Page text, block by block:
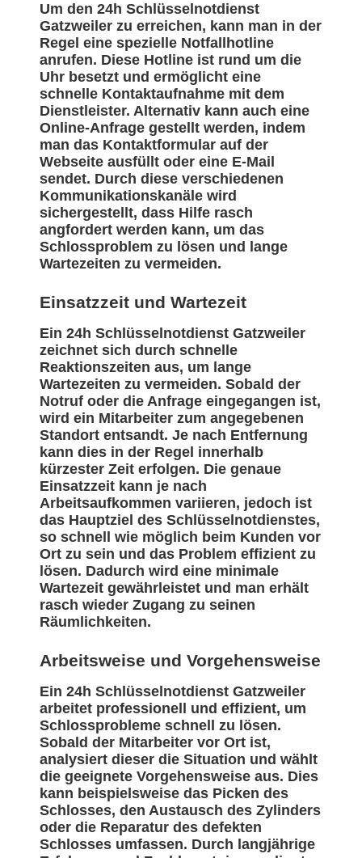
Um den 24h Schlüsselnotdienst
Gatzweiler zu erreichen, kann man in der
Regel eine spezielle Notfallhotline
anrufen. Diese Hotline ist rund um die
Uhr besetzt und ermöglicht eine
schnelle Kontaktaufnahme mit dem
Dienstleister. Alternativ kann auch eine
Online-Anfrage gestellt werden, indem
man das Kontaktformular auf der
Webseite ausfüllt oder eine E-Mail
sendet. Durch diese verschiedenen
Kommunikationskanäle wird
sichergestellt, dass Hilfe rasch
angfordert werden kann, um das
Schlossproblem zu lösen und lange
Wartezeiten zu vermeiden.
Einsatzzeit und Wartezeit
Ein 24h Schlüsselnotdienst Gatzweiler
zeichnet sich durch schnelle
Reaktionszeiten aus, um lange
Wartezeiten zu vermeiden. Sobald der
Notruf oder die Anfrage eingegangen ist,
wird ein Mitarbeiter zum angegebenen
Standort entsandt. Je nach Entfernung
kann dies in der Regel innerhalb
kürzester Zeit erfolgen. Die genaue
Einsatzzeit kann je nach
Arbeitsaufkommen variieren, jedoch ist
das Hauptziel des Schlüsselnotdienstes,
so schnell wie möglich beim Kunden vor
Ort zu sein und das Problem effizient zu
lösen. Dadurch wird eine minimale
Wartezeit gewährleistet und man erhält
rasch wieder Zugang zu seinen
Räumlichkeiten.
Arbeitsweise und Vorgehensweise
Ein 24h Schlüsselnotdienst Gatzweiler
arbeitet professionell und effizient, um
Schlossprobleme schnell zu lösen.
Sobald der Mitarbeiter vor Ort ist,
analysiert dieser die Situation und wählt
die geeignete Vorgehensweise aus. Dies
kann beispielsweise das Picken des
Schlosses, den Austausch des Zylinders
oder die Reparatur des defekten
Schlosses umfassen. Durch langjährige